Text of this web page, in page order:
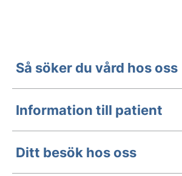
Så söker du vård hos oss
Information till patient
Ditt besök hos oss